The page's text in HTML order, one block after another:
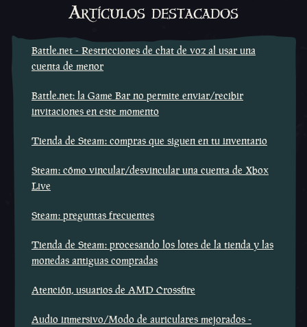
Artículos destacados
Battle.net - Restricciones de chat de voz al usar una
cuenta de menor
Battle.net: la Game Bar no permite enviar/recibir
invitaciones en este momento
Tienda de Steam: compras que siguen en tu inventario
Steam: cómo vincular/desvincular una cuenta de Xbox
Live
Steam: preguntas frecuentes
Tienda de Steam: procesando los lotes de la tienda y las
monedas antiguas compradas
Atención, usuarios de AMD Crossfire
Audio inmersivo/Modo de auriculares mejorados -